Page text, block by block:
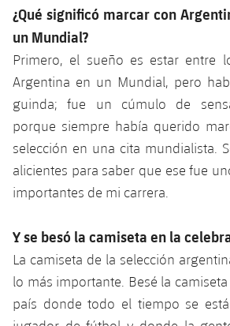
¿Qué significó marcar con
un Mundial?
Primero, el sueño es estar entre
Argentina en un Mundial, pero
guinda; fue un cúmulo de
porque siempre había querido
selección en una cita mundialista.
alicientes para saber que ese fue
importantes de mi carrera.
Y se besó la camiseta en la
La camiseta de la selección
lo más importante. Besé la
país donde todo el tiempo se